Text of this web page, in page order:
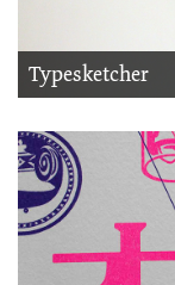
Typesketcher